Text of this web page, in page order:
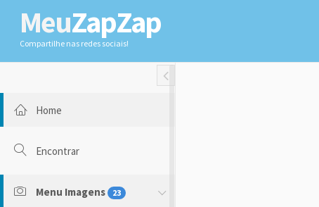
MeuZapZap
Compartilhe nas redes sociais!
Toggle Fullwidth
Home
Encontrar
Menu Imagens 23